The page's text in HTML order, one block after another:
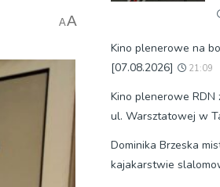
AA
Kino plenerowe na
[07.08.2026]
21:09
Kino plenerowe RDN
ul. Warsztatowej w
Dominika Brzeska
kajakarstwie